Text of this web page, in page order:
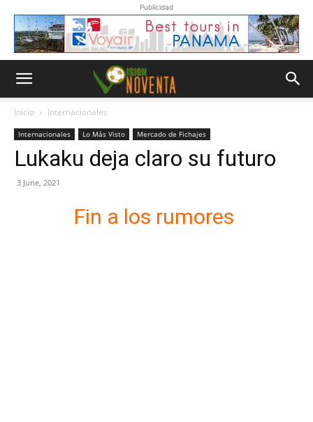
Publicidad
Inicio Internacionales
Internacionales Lo Más Visto Mercado de Fichajes
Lukaku deja claro su futuro
3 June, 2021
Fin a los rumores